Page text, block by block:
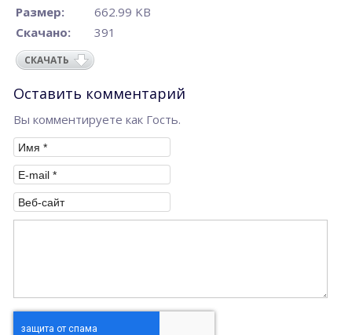
Размер:
662.99 KB
Скачано:
391
СКАЧАТЬ
Оставить комментарий
Вы комментируете как Гость.